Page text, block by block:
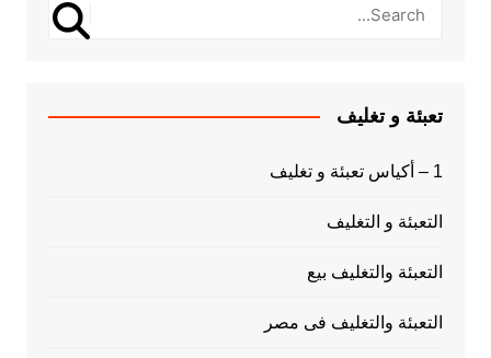
تعبئة و تغليف
1 – أكياس تعبئة و تغليف
التعبئة و التغليف
التعبئة والتغليف بيع
التعبئة والتغليف فى مصر